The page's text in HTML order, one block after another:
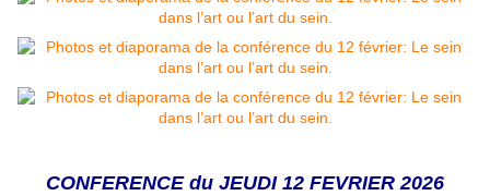
CONFERENCE du JEUDI 12 FEVRIER 2026